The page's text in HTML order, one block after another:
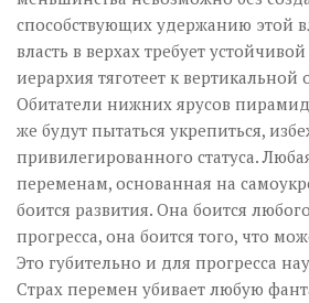
способствующих удержанию этой
власть в верхах требует
иерархия тяготеет к вертикальной
Обитатели нижних ярусов
же будут пытаться укрепиться,
привилегированного статуса.
переменам, основанная на
боится развития. Она боится
прогресса, она боится того, что
Это губительно и для прогресса
Страх перемен убивает любую